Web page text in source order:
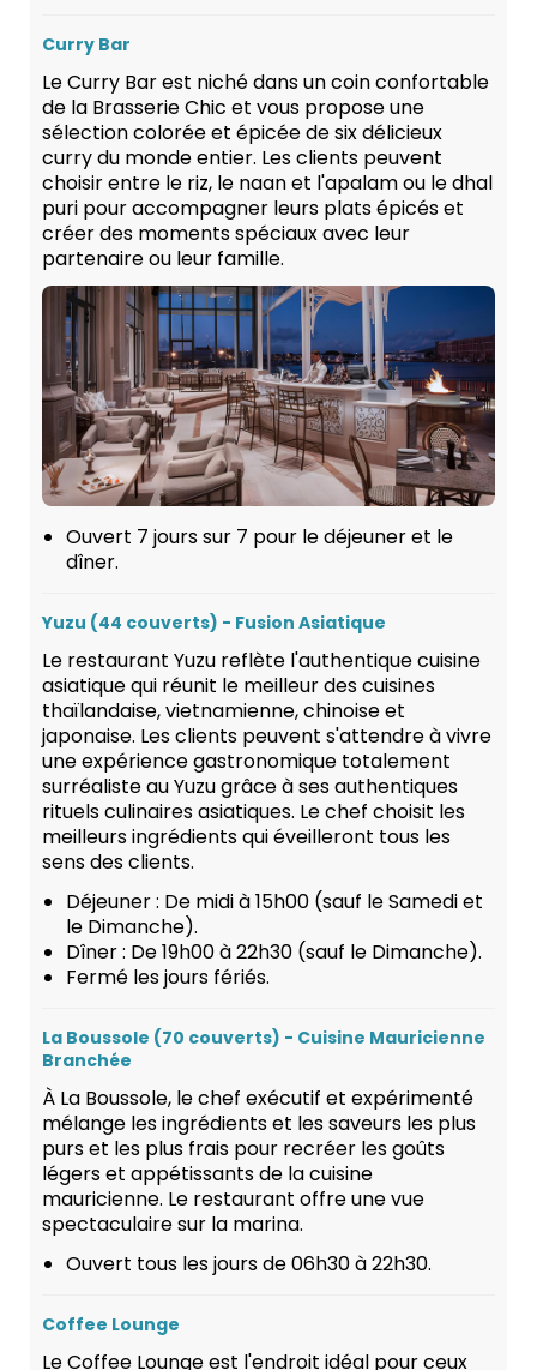
Curry Bar
Le Curry Bar est niché dans un coin confortable
de la Brasserie Chic et vous propose une
sélection colorée et épicée de six délicieux
curry du monde entier. Les clients peuvent
choisir entre le riz, le naan et l'apalam ou le dhal
puri pour accompagner leurs plats épicés et
créer des moments spéciaux avec leur
partenaire ou leur famille.
Ouvert 7 jours sur 7 pour le déjeuner et le
dîner.
Yuzu (44 couverts) - Fusion Asiatique
Le restaurant Yuzu reflète l'authentique cuisine
asiatique qui réunit le meilleur des cuisines
thaïlandaise, vietnamienne, chinoise et
japonaise. Les clients peuvent s'attendre à vivre
une expérience gastronomique totalement
surréaliste au Yuzu grâce à ses authentiques
rituels culinaires asiatiques. Le chef choisit les
meilleurs ingrédients qui éveilleront tous les
sens des clients.
Déjeuner : De midi à 15h00 (sauf le Samedi et
le Dimanche).
Dîner : De 19h00 à 22h30 (sauf le Dimanche).
Fermé les jours fériés.
La Boussole (70 couverts) - Cuisine Mauricienne
Branchée
À La Boussole, le chef exécutif et expérimenté
mélange les ingrédients et les saveurs les plus
purs et les plus frais pour recréer les goûts
légers et appétissants de la cuisine
mauricienne. Le restaurant offre une vue
spectaculaire sur la marina.
Ouvert tous les jours de 06h30 à 22h30.
Coffee Lounge
Le Coffee Lounge est l'endroit idéal pour ceux